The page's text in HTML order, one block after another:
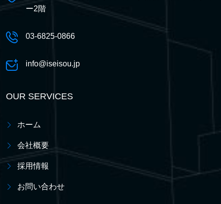
ー2階
03-6825-0866
info@iseisou.jp
OUR SERVICES
ホーム
会社概要
採用情報
お問い合わせ